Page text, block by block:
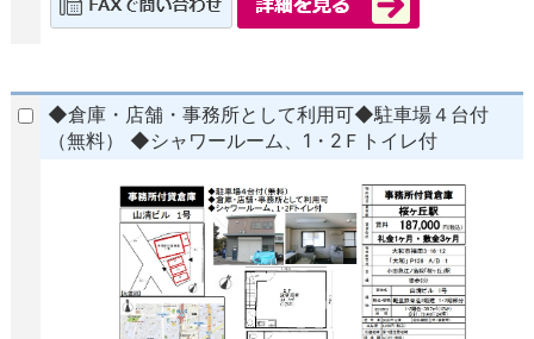
◆倉庫・店舗・事務所として利用可◆駐車場４台付
（無料） ◆シャワールーム、1・2Ｆトイレ付